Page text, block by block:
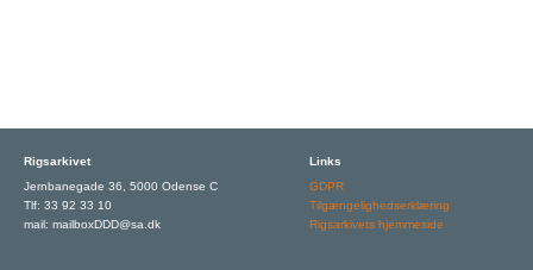
Rigsarkivet
Jernbanegade 36, 5000 Odense C
Tlf: 33 92 33 10
mail: mailboxDDD@sa.dk
Links
GDPR
Tilgængelighedserklæring
Rigsarkivets hjemmeside